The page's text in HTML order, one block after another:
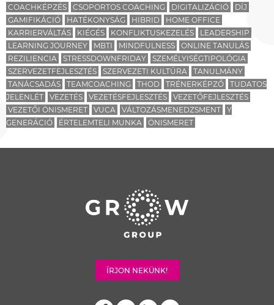
COACHKÉPZÉS
CSOPORTOS COACHING DIGITALIZÁCIÓ
DÍJ
GAMIFIKÁCIÓ
HATÉKONYSÁG HIBRID
HOME OFFICE
KARRIERVÁLTÁS
KIÉGÉS KONFLIKTUSKEZELÉS
LEADERSHIP
LEARNING JOURNEY
MBTI MINDFULNESS
ONLINE TANULÁS
REZILIENCIA
STRESSDOWNFRIDAY
SZEMÉLYISÉGTIPOLÓGIA
SZERVEZETFEJLESZTÉS
SZERVEZETI KULTÚRA
TANULMÁNY
TANÁCSADÁS
TEAMCOACHING THOD TRÉNERKÉPZŐ
TUDATOS
JELENLÉT
VEZETÉS VEZETÉSFEJLESZTÉS
VEZETŐFEJLESZTÉS
VEZETŐI ÖNISMERET
VUCA VÁLTOZÁSMENEDZSMENT
Y
GENERÁCIÓ
ÉRTELEMTELI MUNKA ÖNISMERET
ÍRJON NEKÜNK!